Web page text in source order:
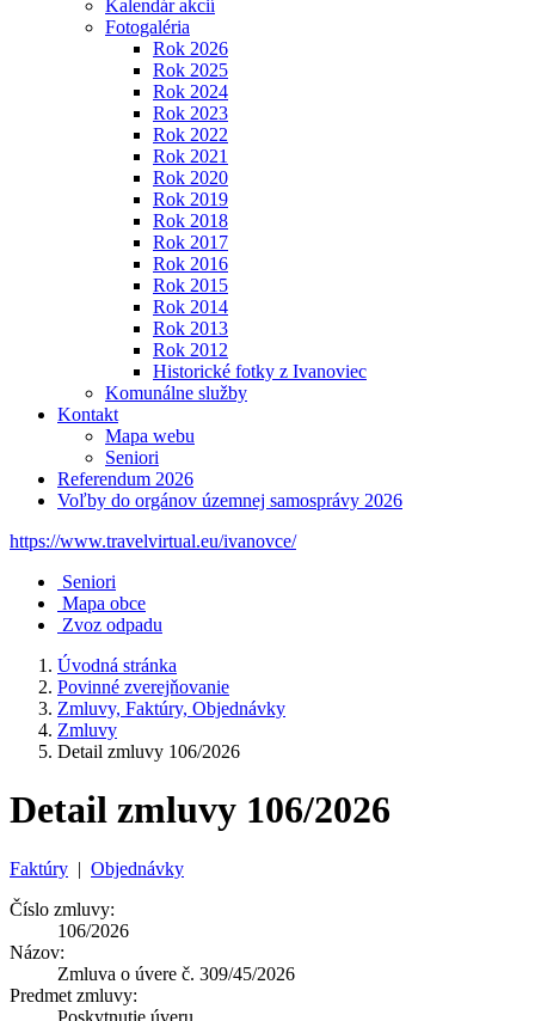
Kalendár akcií
Fotogaléria
Rok 2026
Rok 2025
Rok 2024
Rok 2023
Rok 2022
Rok 2021
Rok 2020
Rok 2019
Rok 2018
Rok 2017
Rok 2016
Rok 2015
Rok 2014
Rok 2013
Rok 2012
Historické fotky z Ivanoviec
Komunálne služby
Kontakt
Mapa webu
Seniori
Referendum 2026
Voľby do orgánov územnej samosprávy 2026
https://www.travelvirtual.eu/ivanovce/
Seniori
Mapa obce
Zvoz odpadu
Úvodná stránka
Povinné zverejňovanie
Zmluvy, Faktúry, Objednávky
Zmluvy
Detail zmluvy 106/2026
Detail zmluvy 106/2026
Faktúry | Objednávky
Číslo zmluvy:
106/2026
Názov:
Zmluva o úvere č. 309/45/2026
Predmet zmluvy:
Poskytnutie úveru